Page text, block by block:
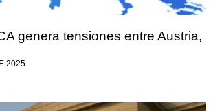
genera tensiones entre Austria,
2025